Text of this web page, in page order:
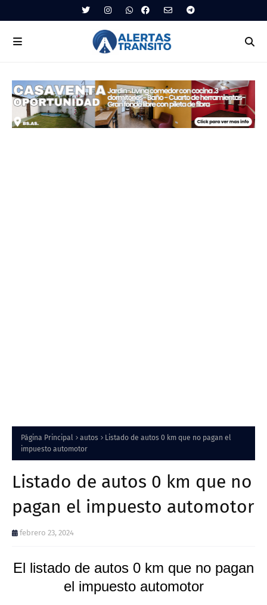
Página Principal autos
Listado de autos 0 km que no pagan el
impuesto automotor
Listado de autos 0 km que no
pagan el impuesto automotor
febrero 23, 2024
El listado de autos 0 km que no pagan
el impuesto automotor